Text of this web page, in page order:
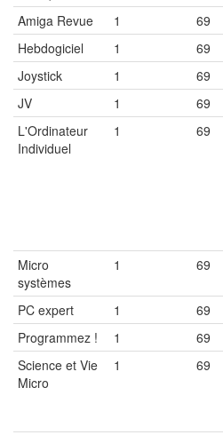
Amiga Revue 1 69
Hebdogiciel
1 69
Joystick
1 69
JV
1 69
L'Ordinateur
Individuel
1 69
Micro
systèmes
1 69
PC expert 1 69
Programmez !
1 69
Science et Vie
Micro
1 69